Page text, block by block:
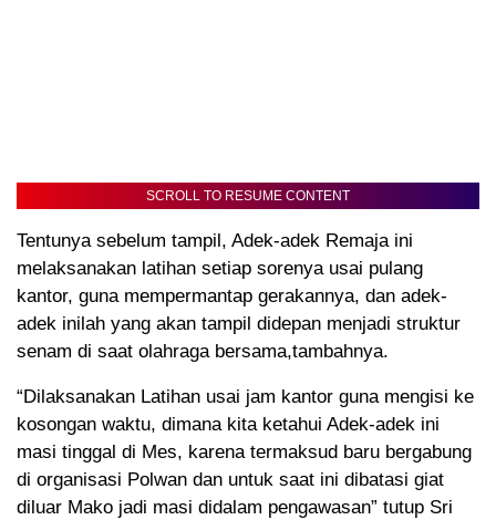
SCROLL TO RESUME CONTENT
Tentunya sebelum tampil, Adek-adek Remaja ini
melaksanakan latihan setiap sorenya usai pulang
kantor, guna mempermantap gerakannya, dan adek-
adek inilah yang akan tampil didepan menjadi struktur
senam di saat olahraga bersama,tambahnya.
“Dilaksanakan Latihan usai jam kantor guna mengisi ke
kosongan waktu, dimana kita ketahui Adek-adek ini
masi tinggal di Mes, karena termaksud baru bergabung
di organisasi Polwan dan untuk saat ini dibatasi giat
diluar Mako jadi masi didalam pengawasan” tutup Sri